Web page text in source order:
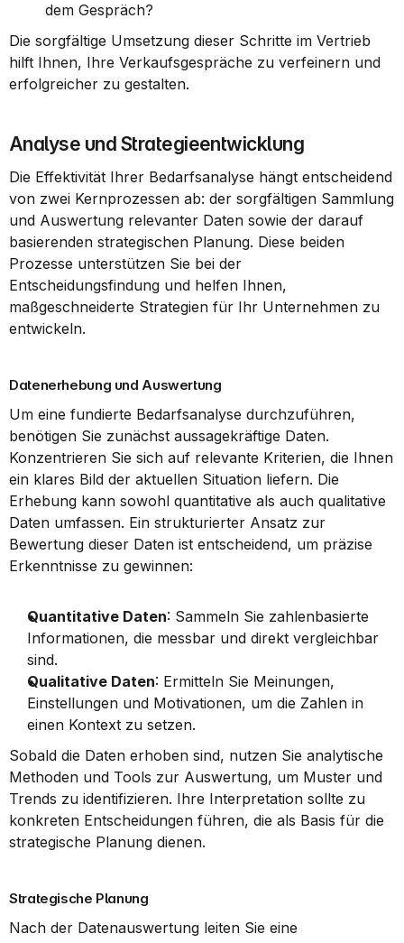
dem Gespräch?
Die sorgfältige Umsetzung dieser Schritte im Vertrieb
hilft Ihnen, Ihre Verkaufsgespräche zu verfeinern und
erfolgreicher zu gestalten.
Analyse und Strategieentwicklung
Die Effektivität Ihrer Bedarfsanalyse hängt entscheidend
von zwei Kernprozessen ab: der sorgfältigen Sammlung
und Auswertung relevanter Daten sowie der darauf
basierenden strategischen Planung. Diese beiden
Prozesse unterstützen Sie bei der
Entscheidungsfindung und helfen Ihnen,
maßgeschneiderte Strategien für Ihr Unternehmen zu
entwickeln.
Datenerhebung und Auswertung
Um eine fundierte Bedarfsanalyse durchzuführen,
benötigen Sie zunächst aussagekräftige Daten.
Konzentrieren Sie sich auf relevante Kriterien, die Ihnen
ein klares Bild der aktuellen Situation liefern. Die
Erhebung kann sowohl quantitative als auch qualitative
Daten umfassen. Ein strukturierter Ansatz zur
Bewertung dieser Daten ist entscheidend, um präzise
Erkenntnisse zu gewinnen:
Quantitative Daten: Sammeln Sie zahlenbasierte
Informationen, die messbar und direkt vergleichbar
sind.
Qualitative Daten: Ermitteln Sie Meinungen,
Einstellungen und Motivationen, um die Zahlen in
einen Kontext zu setzen.
Sobald die Daten erhoben sind, nutzen Sie analytische
Methoden und Tools zur Auswertung, um Muster und
Trends zu identifizieren. Ihre Interpretation sollte zu
konkreten Entscheidungen führen, die als Basis für die
strategische Planung dienen.
Strategische Planung
Nach der Datenauswertung leiten Sie eine